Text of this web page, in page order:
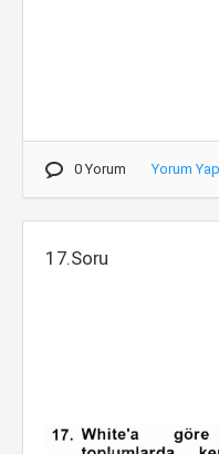
0 Yorum Yorum Yap
17.Soru